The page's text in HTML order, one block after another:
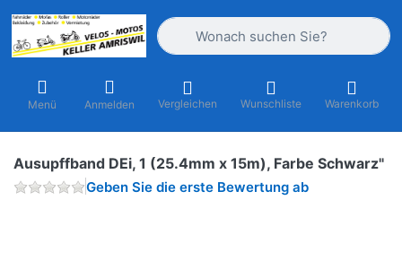
Geben Sie einen Suchbegriff ein.
Menü Anmelden Vergleichen Wunschliste Warenkorb
Ausupffband DEi, 1 (25.4mm x 15m), Farbe Schwarz"
Geben Sie die erste Bewertung ab